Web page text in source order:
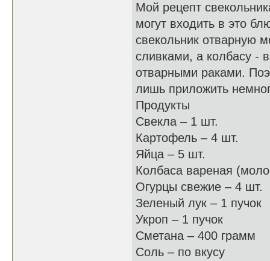
Мой рецепт
могут входить в это
свекольник отварную
сливками, а колбасу -
отварными раками.
лишь приложить
Продукты
Свекла – 1 шт.
Картофель – 4 шт.
Яйца – 5 шт.
Колбаса вареная
Огурцы свежие – 4 шт.
Зеленый лук – 1 пучок
Укроп – 1 пучок
Сметана – 400 грамм
Соль – по вкусу